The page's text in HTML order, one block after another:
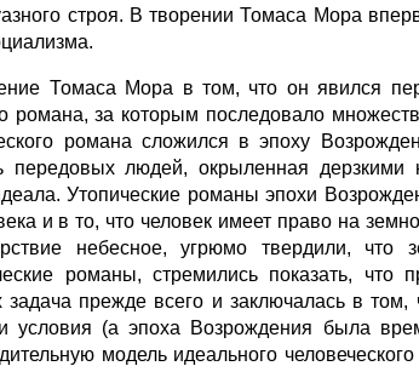
строя. В творении Томаса Мора
Томаса Мора в том, что он явился
романа, за которым последовало
романа сложился в эпоху
людей, окрыленная дерзкими
Утопические романы эпохи
и в то, что человек имеет право на
небесное, угрюмо твердили, что
романы, стремились показать, что
прежде всего и заключалась в том,
условия (а эпоха Возрождения была
модель идеального